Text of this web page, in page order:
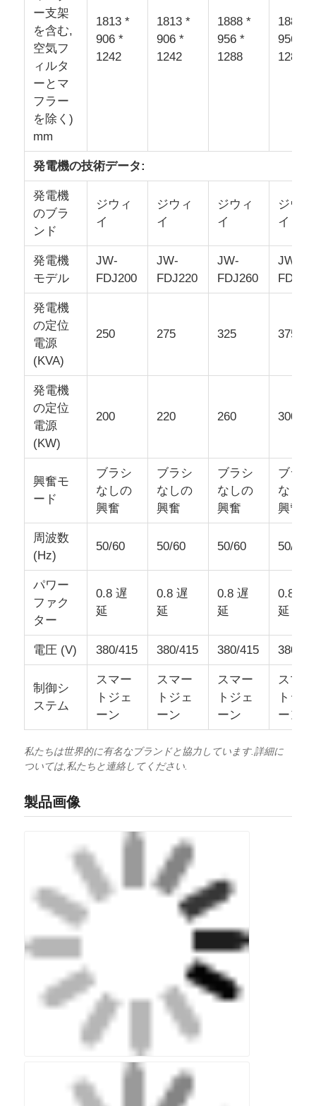
ー支架
を含む,
空気フ
ィルタ
ーとマ
フラー
を除く)
mm
1813 *
906 *
1242
1813 *
906 *
1242
1888 *
956 *
1288
1888 *
956 *
1288
発電機の技術データ:
発電機
のブラ
ンド
ジウィ
イ
ジウィ
イ
ジウィ
イ
ジウィ
イ
発電機
モデル
JW-
FDJ200
JW-
FDJ220
JW-
FDJ260
JW-
発電機
の定位
電源
(KVA)
250 275 325 375
発電機
の定位
電源
(KW)
200 220 260 300
興奮モ
ード
ブラシ
なしの
興奮
ブラシ
なしの
興奮
ブラシ
なしの
興奮
ブラシ
なしの
興奮
周波数
(Hz)
50/60 50/60 50/60 50/60
パワー
ファク
ター
0.8 遅
延
0.8 遅
延
0.8 遅
延
0.8 遅
延
電圧 (V) 380/415 380/415 380/415 380/
制御シ
ステム
スマー
トジェ
ーン
スマー
トジェ
ーン
スマー
トジェ
ーン
スマー
トジェ
ーン
私たちは世界的に有名なブランドと協力しています.詳細に
ついては,私たちと連絡してください.
製品画像